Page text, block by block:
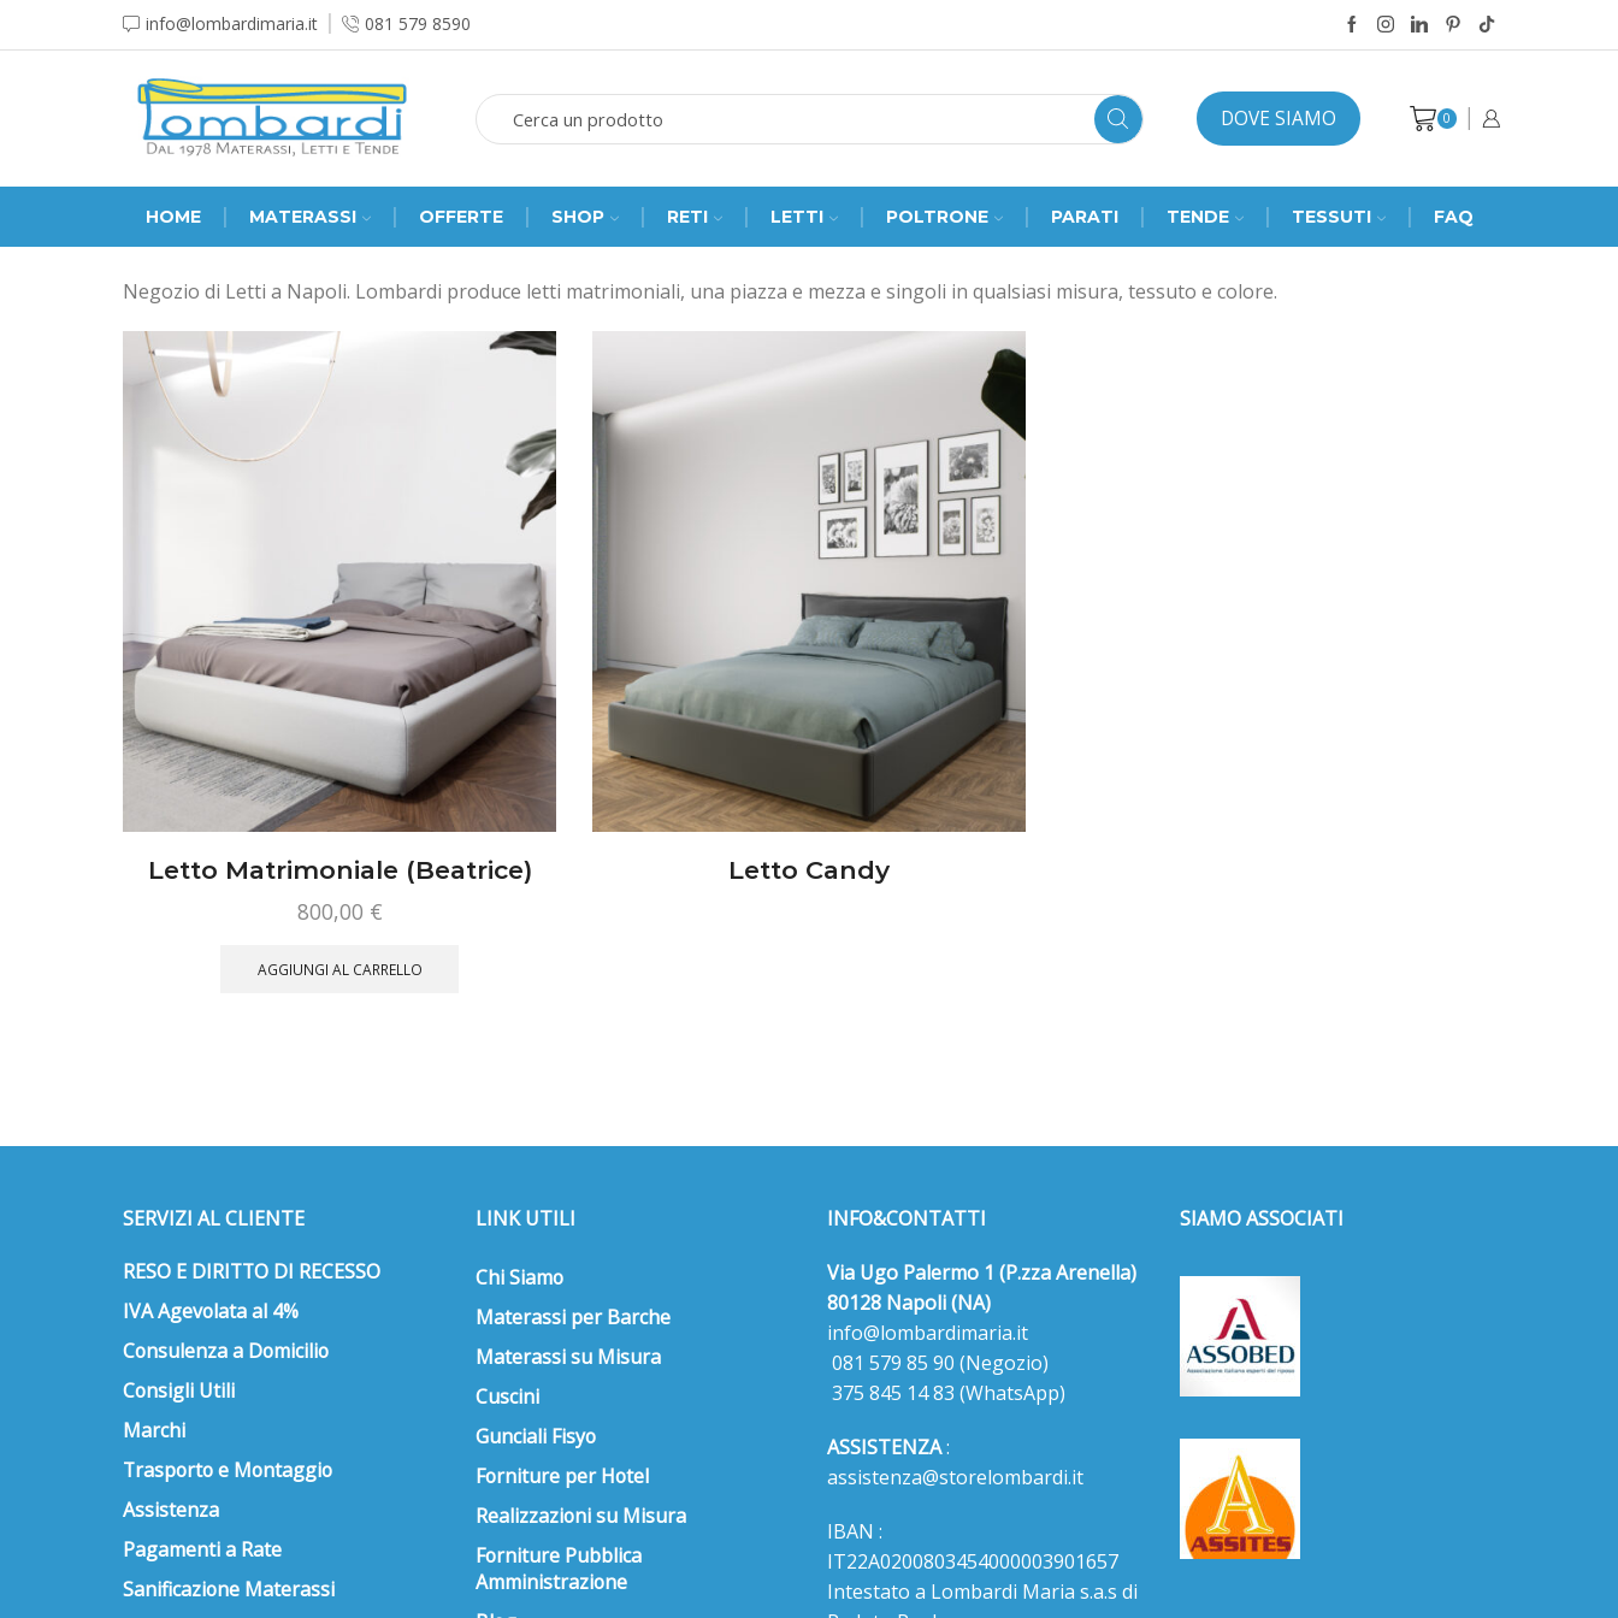
info@lombardimaria.it 081 579 8590
DOVE SIAMO 0
HOME MATERASSI OFFERTE SHOP RETI LETTI POLTRONE PARATI TENDE TESSUTI FAQ
Negozio di Letti a Napoli. Lombardi produce letti matrimoniali, una piazza e mezza e singoli in qualsiasi misura, tessuto e colore.
Letto Matrimoniale (Beatrice)
800,00 €
AGGIUNGI AL CARRELLO
essere
nella
pagina
prodotto
Letto Candy
SERVIZI AL CLIENTE
RESO E DIRITTO DI RECESSO
IVA Agevolata al 4%
Consulenza a Domicilio
Consigli Utili
Marchi
Trasporto e Montaggio
Assistenza
Pagamenti a Rate
Sanificazione Materassi
LINK UTILI
Chi Siamo
Materassi per Barche
Materassi su Misura
Cuscini
Gunciali Fisyo
Forniture per Hotel
Realizzazioni su Misura
Forniture Pubblica
Amministrazione
INFO&CONTATTI
Via Ugo Palermo 1 (P.zza Arenella)
80128 Napoli (NA)
info@lombardimaria.it
081 579 85 90 (Negozio)
375 845 14 83 (WhatsApp)
ASSISTENZA:
assistenza@storelombardi.it
IBAN :
IT22A0200803454000003901657
Intestato a Lombardi Maria s.a.s di
SIAMO ASSOCIATI